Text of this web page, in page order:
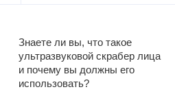
Знаете ли вы, что такое
ультразвуковой скрабер лица
и почему вы должны его
использовать?